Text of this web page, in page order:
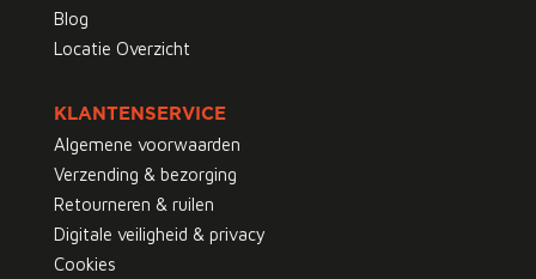
Blog
Locatie Overzicht
KLANTENSERVICE
Algemene voorwaarden
Verzending & bezorging
Retourneren & ruilen
Digitale veiligheid & privacy
Cookies